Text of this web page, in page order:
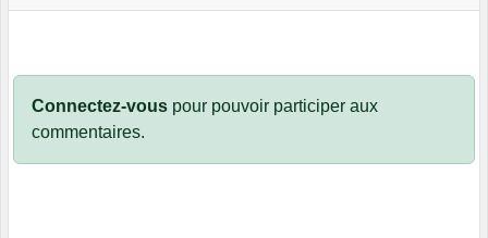
Connectez-vous pour pouvoir participer aux
commentaires.